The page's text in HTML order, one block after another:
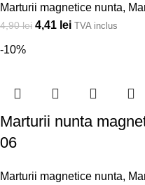
Marturii magnetice nunta,
4,90lei 4,41 lei TVA inclus
-10%
Marturii nunta
06
Marturii magnetice nunta,